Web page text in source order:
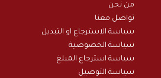
من نحن
تواصل معنا
سياسة الاسترجاع او التبديل
سياسة الخصوصية
سياسة استرجاع المبلغ
سياسة التوصيل